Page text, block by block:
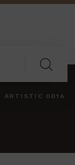
ARTISTIC 0016